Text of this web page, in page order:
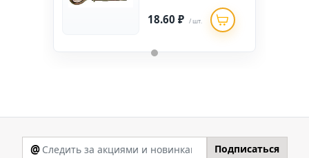
18.60 ₽ / шт.
@ Подписаться